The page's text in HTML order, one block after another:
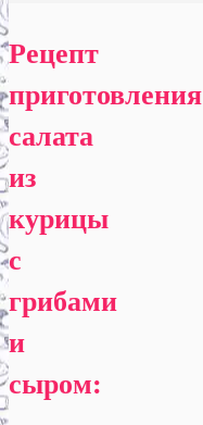
Рецепт
приготовления
салата
из
курицы
с
грибами
и
сыром: